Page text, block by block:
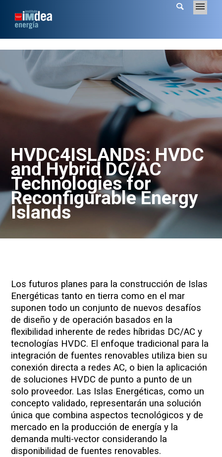
HVDC4ISLANDS: HVDC
and Hybrid DC/AC
Technologies for
Reconfigurable Energy
Islands
Los futuros planes para la construcción de Islas
Energéticas tanto en tierra como en el mar
suponen todo un conjunto de nuevos desafíos
de diseño y de operación basados en la
flexibilidad inherente de redes híbridas DC/AC y
tecnologías HVDC. El enfoque tradicional para la
integración de fuentes renovables utiliza bien su
conexión directa a redes AC, o bien la aplicación
de soluciones HVDC de punto a punto de un
solo proveedor. Las Islas Energéticas, como un
concepto validado, representarán una solución
única que combina aspectos tecnológicos y de
mercado en la producción de energía y la
demanda multi-vector considerando la
disponibilidad de fuentes renovables.